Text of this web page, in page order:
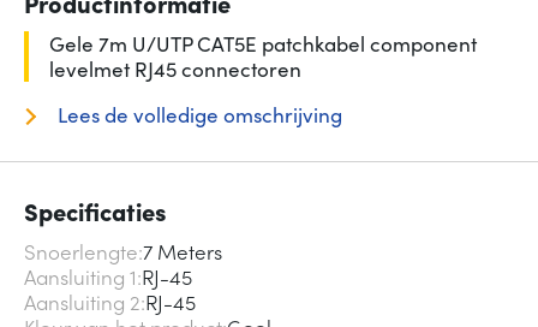
Gele 7m U/UTP CAT5E patchkabel component
levelmet RJ45 connectoren
Lees de volledige omschrijving
Specificaties
Snoerlengte 7 Meters
Aansluiting 1 RJ-45
Aansluiting 2 RJ-45